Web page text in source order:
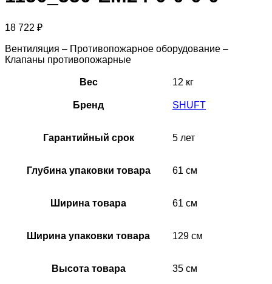
18 722 ₽
Вентиляция – Противопожарное оборудование –
Клапаны противопожарные
Вес 12 кг
Бренд SHUFT
Гарантийный срок 5 лет
Глубина упаковки товара 61 см
Ширина товара 61 см
Ширина упаковки товара 129 см
Высота товара 35 см